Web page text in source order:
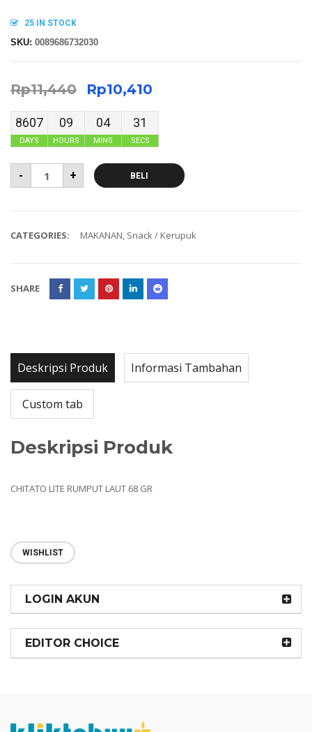
25 IN STOCK
SKU: 0089686732030
Rp11,440 Rp10,410
8607
DAYS
09
HOURS
04
MINS
31
SECS
- + BELI
CATEGORIES: MAKANAN, Snack / Kerupuk
SHARE
Deskripsi Produk Informasi Tambahan
Custom tab
Deskripsi Produk
CHITATO LITE RUMPUT LAUT 68 GR
WISHLIST
LOGIN AKUN
EDITOR CHOICE